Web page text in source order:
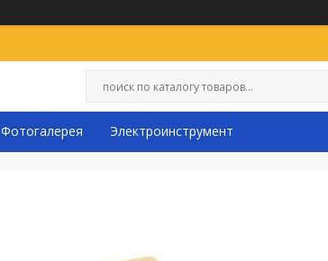
Фотогалерея Электроинструмент